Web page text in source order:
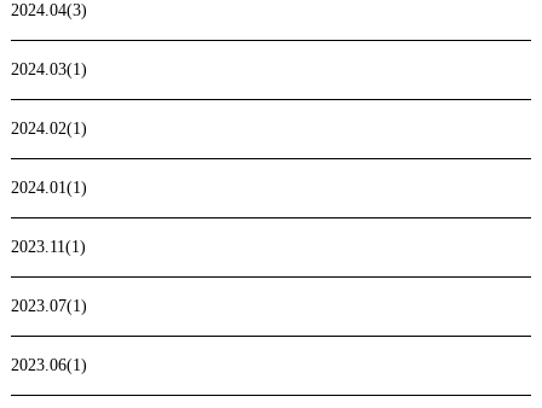
2024.04(3)
2024.03(1)
2024.02(1)
2024.01(1)
2023.11(1)
2023.07(1)
2023.06(1)